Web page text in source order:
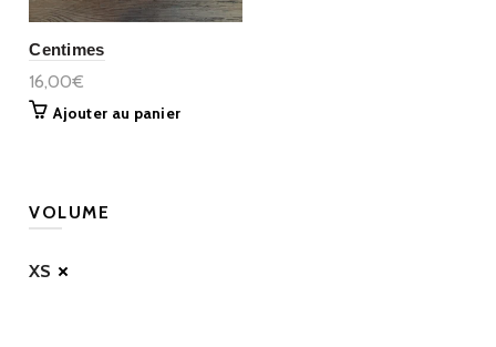
Centimes
16,00€
Ajouter au panier
VOLUME
XS